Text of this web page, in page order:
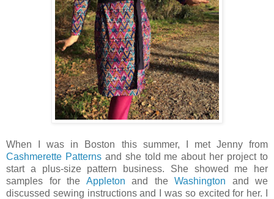
When I was in Boston this summer, I met Jenny from
Cashmerette Patternsand she told me about her project to
start a plus-size pattern business. She showed me her
samples for the Appleton and the Washington and we
discussed sewing instructions and I was so excited for her. I